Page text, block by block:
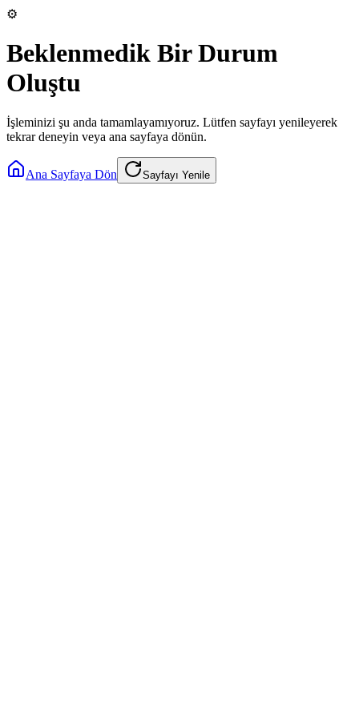
⚙️
Beklenmedik Bir Durum
Oluştu
İşleminizi şu anda tamamlayamıyoruz. Lütfen sayfayı yenileyerek
tekrar deneyin veya ana sayfaya dönün.
Ana Sayfaya Dön Sayfayı Yenile